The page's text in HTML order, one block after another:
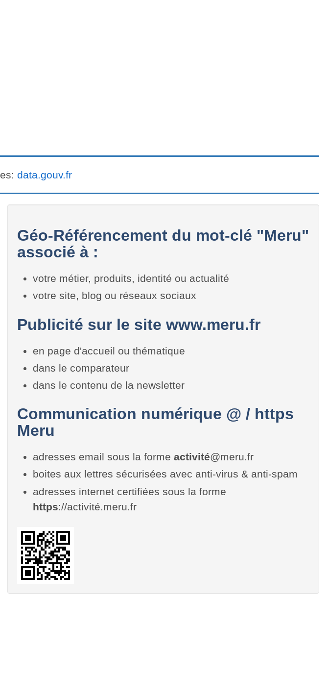
data.gouv.fr
Géo-Référencement du mot-clé "Meru"
associé à :
votre métier, produits, identité ou actualité
votre site, blog ou réseaux sociaux
Publicité sur le site www.meru.fr
en page d'accueil ou thématique
dans le comparateur
dans le contenu de la newsletter
Communication numérique @ / https
Meru
adresses email sous la forme activité@meru.fr
boites aux lettres sécurisées avec anti-virus & anti-spam
adresses internet certifiées sous la forme
https://activité.meru.fr